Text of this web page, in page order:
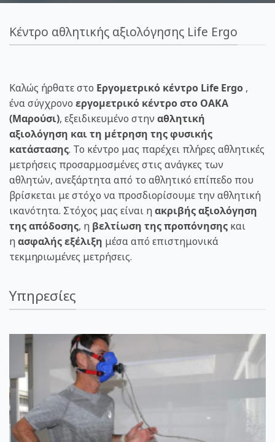
Κέντρο αθλητικής αξιολόγησης Life Ergo
Καλώς ήρθατε στο Εργομετρικό κέντρο Life Ergo ,
ένα σύγχρονο εργομετρικό κέντρο στο ΟΑΚΑ
(Μαρούσι), εξειδικευμένο στην αθλητική
αξιολόγηση και τη μέτρηση της φυσικής
κατάστασης. Το κέντρο μας παρέχει πλήρες αθλητικές
μετρήσεις προσαρμοσμένες στις ανάγκες των
αθλητών, ανεξάρτητα από το αθλητικό επίπεδο που
βρίσκεται με στόχο να προσδιορίσουμε την αθλητική
ικανότητα. Στόχος μας είναι η ακριβής αξιολόγηση
της απόδοσης, η βελτίωση της προπόνησης και
η ασφαλής εξέλιξη μέσα από επιστημονικά
τεκμηριωμένες μετρήσεις.
Υπηρεσίες